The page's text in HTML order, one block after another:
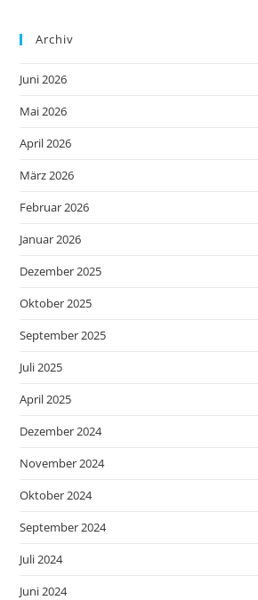
Archiv
Juni 2026
Mai 2026
April 2026
März 2026
Februar 2026
Januar 2026
Dezember 2025
Oktober 2025
September 2025
Juli 2025
April 2025
Dezember 2024
November 2024
Oktober 2024
September 2024
Juli 2024
Juni 2024